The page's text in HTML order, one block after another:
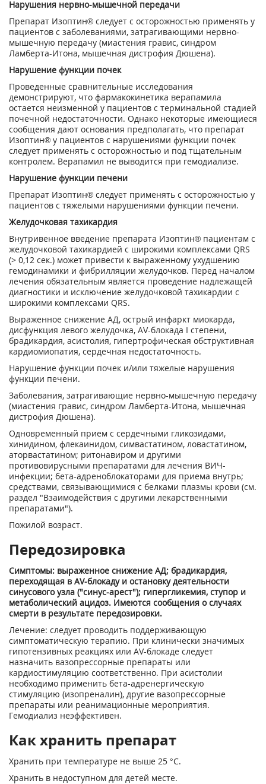
Нарушения нервно-мышечной передачи
Препарат Изоптин® следует с осторожностью применять у
пациентов с заболеваниями, затрагивающими нервно-
мышечную передачу (миастения гравис, синдром
Ламберта-Итона, мышечная дистрофия Дюшена).
Нарушение функции почек
Проведенные сравнительные исследования
демонстрируют, что фармакокинетика верапамила
остается неизменной у пациентов с терминальной стадией
почечной недостаточности. Однако некоторые имеющиеся
сообщения дают основания предполагать, что препарат
Изоптин® у пациентов с нарушениями функции почек
следует применять с осторожностью и под тщательным
контролем. Верапамил не выводится при гемодиализе.
Нарушение функции печени
Препарат Изоптин® следует применять с осторожностью у
пациентов с тяжелыми нарушениями функции печени.
Желудочковая тахикардия
Внутривенное введение препарата Изоптин® пациентам с
желудочковой тахикардией с широкими комплексами QRS
(> 0,12 сек.) может привести к выраженному ухудшению
гемодинамики и фибрилляции желудочков. Перед началом
лечения обязательным является проведение надлежащей
диагностики и исключение желудочковой тахикардии с
широкими комплексами QRS.
Выраженное снижение АД, острый инфаркт миокарда,
дисфункция левого желудочка, AV-блокада I степени,
брадикардия, асистолия, гипертрофическая обструктивная
кардиомиопатия, сердечная недостаточность.
Нарушение функции почек и/или тяжелые нарушения
функции печени.
Заболевания, затрагивающие нервно-мышечную передачу
(миастения гравис, синдром Ламберта-Итона, мышечная
дистрофия Дюшена).
Одновременный прием с сердечными гликозидами,
хинидином, флекаинидом, симвастатином, ловастатином,
аторвастатином; ритонавиром и другими
противовирусными препаратами для лечения ВИЧ-
инфекции; бета-адреноблокаторами для приема внутрь;
средствами, связывающимися с белками плазмы крови (см.
раздел "Взаимодействия с другими лекарственными
препаратами").
Пожилой возраст.
Передозировка
Симптомы: выраженное снижение АД; брадикардия,
переходящая в AV-блокаду и остановку деятельности
синусового узла ("синус-арест"); гипергликемия, ступор и
метаболический ацидоз. Имеются сообщения о случаях
смерти в результате передозировки.
Лечение: следует проводить поддерживающую
симптоматическую терапию. При клинически значимых
гипотензивных реакциях или AV-блокаде следует
назначить вазопрессорные препараты или
кардиостимуляцию соответственно. При асистолии
необходимо применить бета-адренергическую
стимуляцию (изопреналин), другие вазопрессорные
препараты или реанимационные мероприятия.
Гемодиализ неэффективен.
Как хранить препарат
Хранить при температуре не выше 25 °С.
Хранить в недоступном для детей месте.